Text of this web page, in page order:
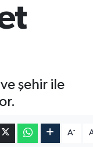
şehir ile
A-